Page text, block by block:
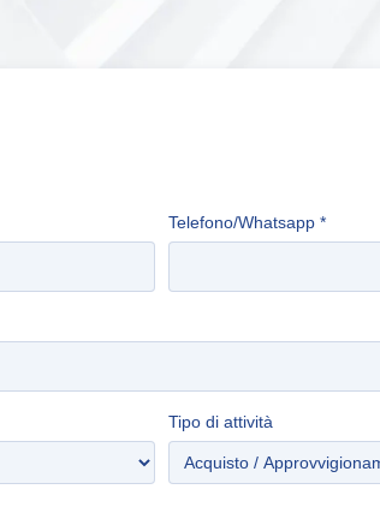
Telefono/Whatsapp *
Tipo di attività